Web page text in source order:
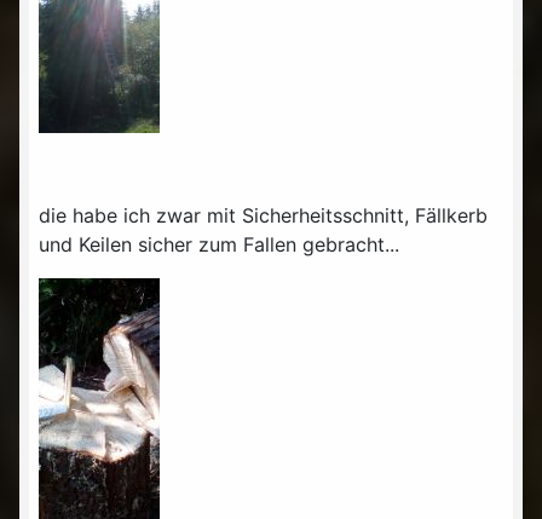
die habe ich zwar mit Sicherheitsschnitt, Fällkerb
und Keilen sicher zum Fallen gebracht...